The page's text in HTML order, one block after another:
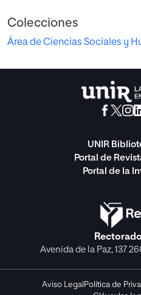
Colecciones
Área de Ciencias Sociales y
UNIR
Portal de
Portal de la
Avenida de la Paz, 137
Aviso Legal Política de